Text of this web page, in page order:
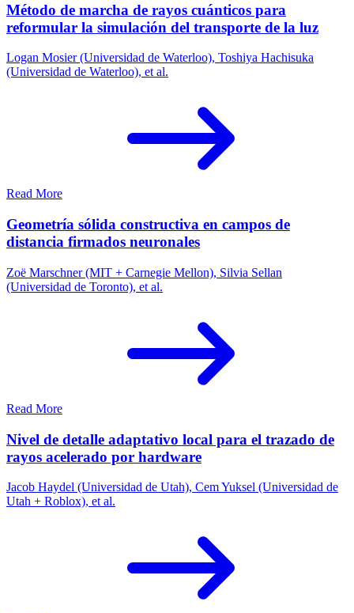
Método de marcha de rayos cuánticos para
reformular la simulación del transporte de la luz
Logan Mosier (Universidad de Waterloo), Toshiya Hachisuka
(Universidad de Waterloo), et al.
Read More
Geometría sólida constructiva en campos de
distancia firmados neuronales
Zoë Marschner (MIT + Carnegie Mellon), Silvia Sellan
(Universidad de Toronto), et al.
Read More
Nivel de detalle adaptativo local para el trazado de
rayos acelerado por hardware
Jacob Haydel (Universidad de Utah), Cem Yuksel (Universidad de
Utah + Roblox), et al.